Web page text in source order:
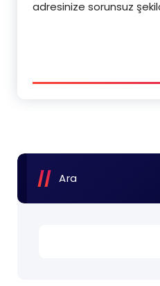
adresinize sorunsuz
Ara